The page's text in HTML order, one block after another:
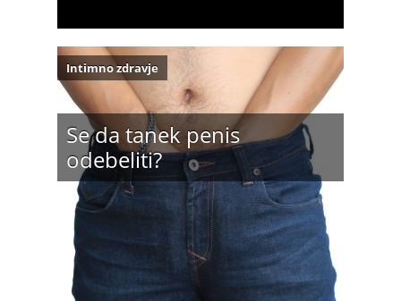
Se da tanek penis
odebeliti?
Intimno zdravje